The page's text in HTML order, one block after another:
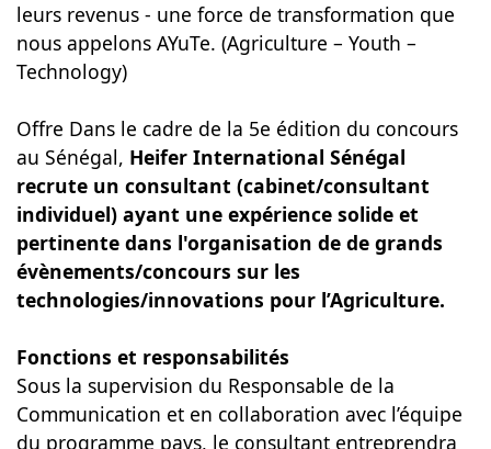
leurs revenus - une force de transformation que
nous appelons AYuTe. (Agriculture – Youth –
Technology)
Offre Dans le cadre de la 5e édition du concours
au Sénégal, Heifer International Sénégal
recrute un consultant (cabinet/consultant
individuel) ayant une expérience solide et
pertinente dans l'organisation de de grands
évènements/concours sur les
technologies/innovations pour l’Agriculture.
Fonctions et responsabilités
Sous la supervision du Responsable de la
Communication et en collaboration avec l’équipe
du programme pays, le consultant entreprendra